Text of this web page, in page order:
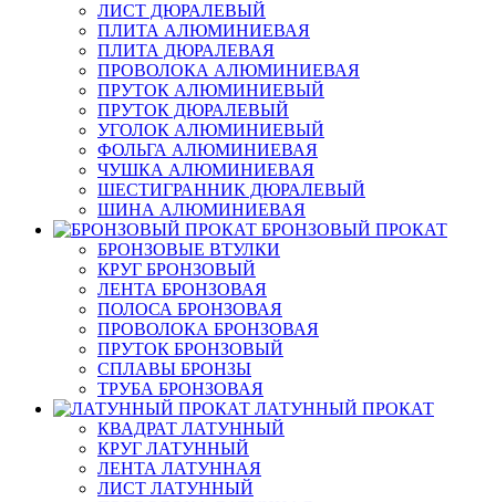
ЛИСТ ДЮРАЛЕВЫЙ
ПЛИТА АЛЮМИНИЕВАЯ
ПЛИТА ДЮРАЛЕВАЯ
ПРОВОЛОКА АЛЮМИНИЕВАЯ
ПРУТОК АЛЮМИНИЕВЫЙ
ПРУТОК ДЮРАЛЕВЫЙ
УГОЛОК АЛЮМИНИЕВЫЙ
ФОЛЬГА АЛЮМИНИЕВАЯ
ЧУШКА АЛЮМИНИЕВАЯ
ШЕСТИГРАННИК ДЮРАЛЕВЫЙ
ШИНА АЛЮМИНИЕВАЯ
БРОНЗОВЫЙ ПРОКАТ
БРОНЗОВЫЕ ВТУЛКИ
КРУГ БРОНЗОВЫЙ
ЛЕНТА БРОНЗОВАЯ
ПОЛОСА БРОНЗОВАЯ
ПРОВОЛОКА БРОНЗОВАЯ
ПРУТОК БРОНЗОВЫЙ
СПЛАВЫ БРОНЗЫ
ТРУБА БРОНЗОВАЯ
ЛАТУННЫЙ ПРОКАТ
КВАДРАТ ЛАТУННЫЙ
КРУГ ЛАТУННЫЙ
ЛЕНТА ЛАТУННАЯ
ЛИСТ ЛАТУННЫЙ